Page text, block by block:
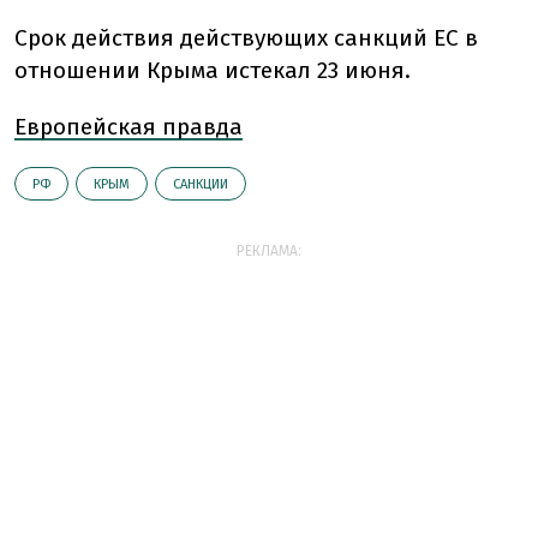
Срок действия действующих санкций ЕС в
отношении Крыма истекал 23 июня.
Европейская правда
РФ КРЫМ САНКЦИИ
РЕКЛАМА: